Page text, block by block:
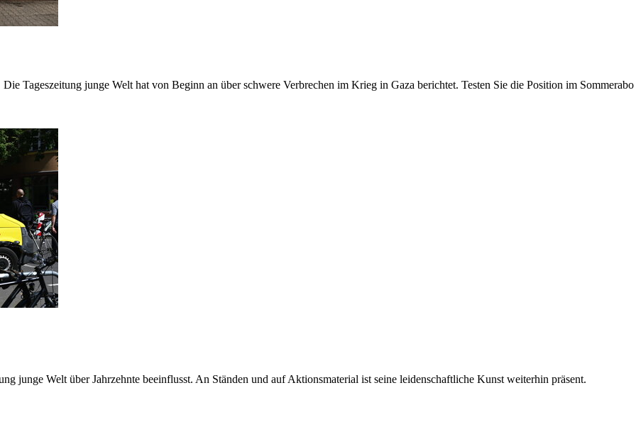
Tageszeitung junge Welt hat von Beginn an über schwere Verbrechen im Krieg in Gaza berichtet. Testen Sie die Position im Sommerabo
junge Welt über Jahrzehnte beeinflusst. An Ständen und auf Aktionsmaterial ist seine leidenschaftliche Kunst weiterhin präsent.